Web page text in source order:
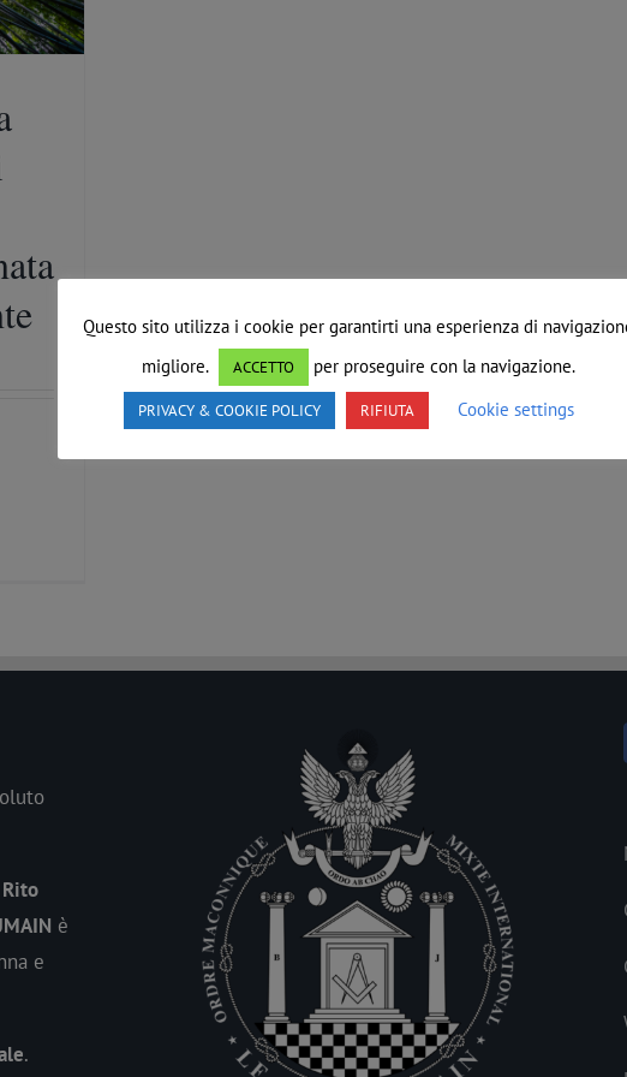
è
e
.
Questo sito utilizza i cookie per garantirti una esperienza di
migliore.
ACCETTO per proseguire con la navigazione.
PRIVACY & COOKIE POLICY RIFIUTA Cookie settings